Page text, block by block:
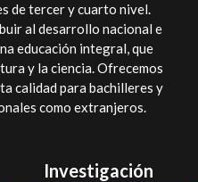
de tercer y cuarto nivel.
al desarrollo nacional e
educación integral, que
y la ciencia. Ofrecemos
calidad para bachilleres y
como extranjeros.
Investigación